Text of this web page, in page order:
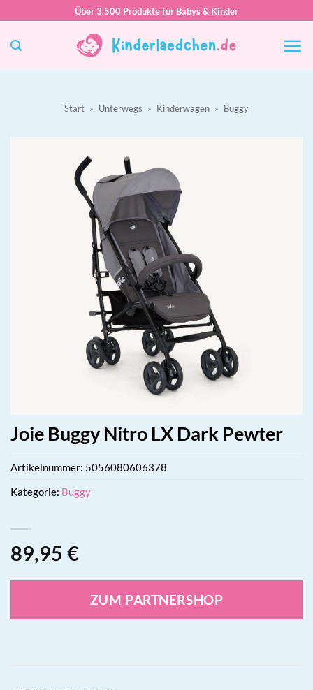
springen
Über 3.500 Produkte für Babys & Kinder
Start » Unterwegs » Kinderwagen » Buggy
Joie Buggy Nitro LX Dark Pewter
89,95 €
ZUM PARTNERSHOP
Artikelnummer: 5056080606378
Kategorie: Buggy